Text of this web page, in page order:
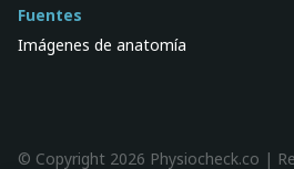
Fuentes
Imágenes de anatomía
© Copyright 2026 Physiocheck.co |